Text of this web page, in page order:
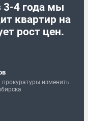
3-4 года мы
квартир на
рост цен.
изменить